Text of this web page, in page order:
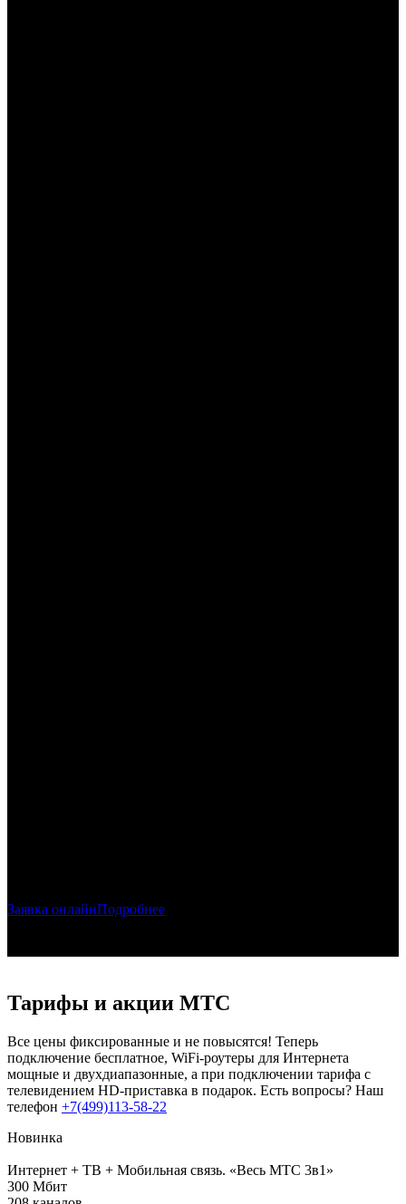
Заявка онлайнПодробнее
Тарифы и акции МТС
Все цены фиксированные и не повысятся! Теперь
подключение бесплатное, WiFi-роутеры для Интернета
мощные и двухдиапазонные, а при подключении тарифа с
телевидением HD-приставка в подарок. Есть вопросы? Наш
телефон +7(499)113-58-22
Новинка
Интернет + ТВ + Мобильная связь. «Весь МТС 3в1»
300 Мбит